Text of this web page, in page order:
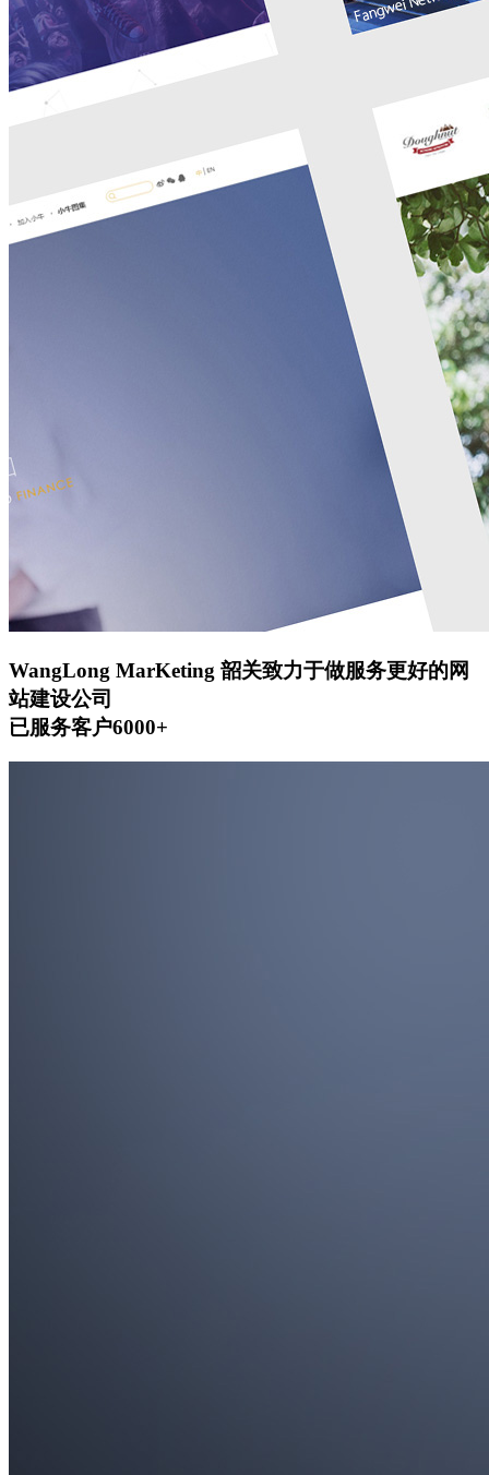
WangLong MarKeting 韶关致力于做服务更好的网
站建设公司
已服务客户6000+